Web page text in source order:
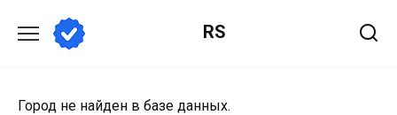
содержанию
RS
Город не найден в базе данных.